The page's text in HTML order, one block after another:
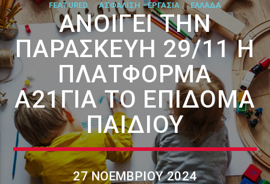
FEATURED ΑΣΦΑΛΙΣΗ - ΕΡΓΑΣΙΑ ΕΛΛΑΔΑ
ΑΝΟΊΓΕΙ ΤΗΝ
ΠΑΡΑΣΚΕΥΉ 29/11 Η
ΠΛΑΤΦΌΡΜΑ
Α21ΓΙΑ ΤΟ ΕΠΊΔΟΜΑ
ΠΑΙΔΙΟΎ
27 ΝΟΕΜΒΡΊΟΥ 2024